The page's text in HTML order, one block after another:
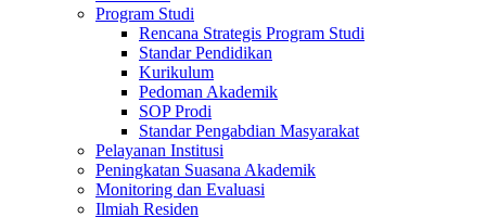
Program Studi
Rencana Strategis Program Studi
Standar Pendidikan
Kurikulum
Pedoman Akademik
SOP Prodi
Standar Pengabdian Masyarakat
Pelayanan Institusi
Peningkatan Suasana Akademik
Monitoring dan Evaluasi
Ilmiah Residen